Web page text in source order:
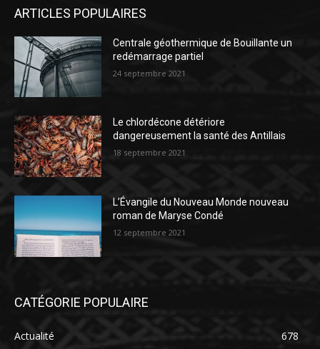
ARTICLES POPULAIRES
Centrale géothermique de Bouillante un
redémarrage partiel
24 septembre 2021
Le chlordécone détériore
dangereusement la santé des Antillais
18 septembre 2021
L’Évangile du Nouveau Monde nouveau
roman de Maryse Condé
12 septembre 2021
CATÉGORIE POPULAIRE
Actualité
678